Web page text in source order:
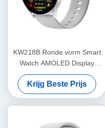
KW218B Ronde vorm Smart
Watch AMOLED Display
Stylish Smartwatch Vrouwen
Krijg Beste Prijs